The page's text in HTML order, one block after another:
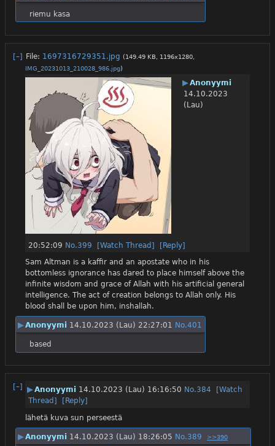
riemu kasa
[–] File: 1697316729351.jpg (149.49 KB, 1196x1280,
IMG_20231013_210028_986.jpg)
▶Anonyymi
14.10.2023
(Lau)
20:52:09 No.399 [Watch Thread]
[Reply]
Sam Altman is a kaffir and an apostate who in his
bottomless ignorance has dared to place himself above the
infinite wisdom and grace of Allah with his artificial general
intelligence. The act of creation belongs to Allah only. His
blood shall be upon him, inshallah.
▶Anonyymi 14.10.2023 (Lau) 22:27:01 No.401
based
[–] ▶Anonyymi 14.10.2023 (Lau) 16:16:50 No.384
[Watch
Thread]
[Reply]
lähetä kuva sun perseestä
▶Anonyymi 14.10.2023 (Lau) 18:26:05 No.389 >>390